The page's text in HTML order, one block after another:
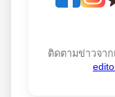
ติดตามข่าวจาก